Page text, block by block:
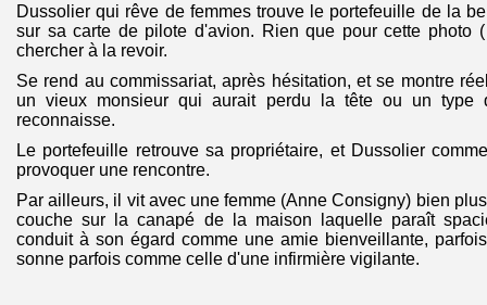
Dussolier qui rêve de femmes trouve le portefeuille de la
sur sa carte de pilote d'avion. Rien que pour cette photo
chercher à la revoir.
Se rend au commissariat, après hésitation, et se montre
un vieux monsieur qui aurait perdu la tête ou un type
reconnaisse.
Le portefeuille retrouve sa propriétaire, et Dussolier
provoquer une rencontre.
Par ailleurs, il vit avec une femme (Anne Consigny) bien
couche sur la canapé de la maison laquelle paraît
conduit à son égard comme une amie bienveillante,
sonne parfois comme celle d'une infirmière vigilante.